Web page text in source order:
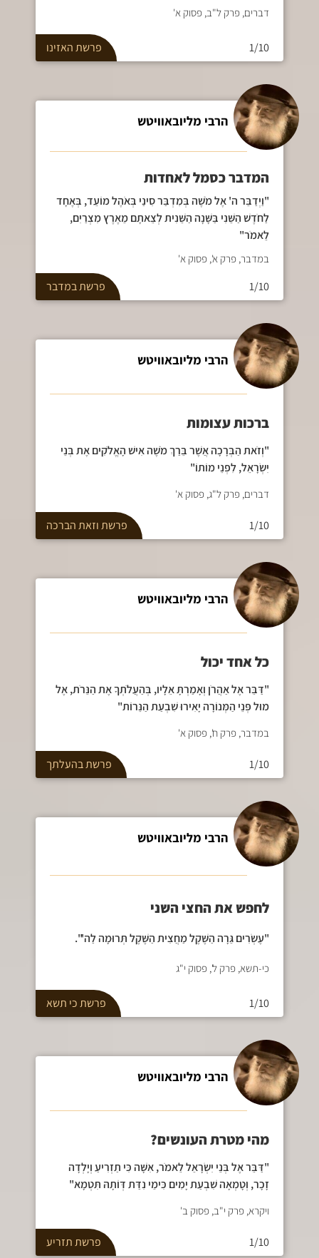
דברים, פרק ל"ב, פסוק א'
1/10 פרשתהאזינו
הרבי מליובאוויטש
המדבר כסמל לאחדות
"וַיְדַבֵּר ה' אֶל מֹשֶׁה בְּמִדְבַּר סִינַי בְּאֹהֶל מוֹעֵד, בְּאֶחָד
לַחֹדֶשׁ הַשֵּׁנִי בַּשָּׁנָה הַשֵּׁנִית לְצֵאתָם מֵאֶרֶץ מִצְרַיִם,
לֵאמֹר"
במדבר, פרק א', פסוק א'
1/10 פרשתבמדבר
הרבי מליובאוויטש
ברכות עצומות
"וְזֹאת הַבְּרָכָה אֲשֶׁר בֵּרַךְ מֹשֶׁה אִישׁ הָאֱלֹקִים אֶת בְּנֵי
יִשְׂרָאֵל, לִפְנֵי מוֹתוֹ"
דברים, פרק ל"ג, פסוק א'
1/10 פרשתוזאת הברכה
הרבי מליובאוויטש
כל אחד יכול
"דַּבֵּר אֶל אַהֲרֹן וְאָמַרְתָּ אֵלָיו, בְּהַעֲלֹתְךָ אֶת הַנֵּרֹת, אֶל
מוּל פְּנֵי הַמְּנוֹרָה יָאִירוּ שִׁבְעַת הַנֵּרוֹת"
במדבר, פרק ח', פסוק א'
1/10 פרשתבהעלתך
הרבי מליובאוויטש
לחפש את החצי השני
"עֶשְׂרִים גֵּרָה הַשֶּׁקֶל מַחֲצִית הַשֶּׁקֶל תְּרוּמָה לַה'".
כי-תשא, פרק ל', פסוק י"ג
1/10 פרשתכי תשא
הרבי מליובאוויטש
מהי מטרת העונשים?
"דַּבֵּר אֶל בְּנֵי יִשְׂרָאֵל לֵאמֹר, אִשָּׁה כִּי תַזְרִיעַ וְיָלְדָה
זָכָר, וְטָמְאָה שִׁבְעַת יָמִים כִּימֵי נִדַּת דְּוֹתָהּ תִּטְמָא"
ויקרא, פרק י"ב, פסוק ב'
1/10 פרשתתזריע